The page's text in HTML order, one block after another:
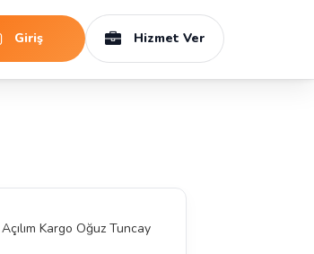
Giriş Hizmet Ver
Açılım Kargo Oğuz Tuncay